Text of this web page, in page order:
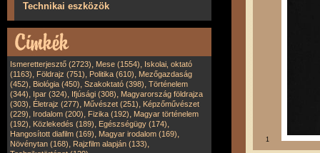
Technikai eszközök
Ismeretterjesztő (2723), Mese (1554), Iskolai, oktató
(1163), Földrajz (751), Politika (610), Mezőgazdaság
(452), Biológia (450), Szakoktató (398), Történelem
(344), Ipar (324), Ifjúsági (308), Magyarország földrajza
(303), Életrajz (277), Művészet (251), Képzőművészet
(229), Irodalom (200), Fizika (192), Magyar történelem
(192), Közlekedés (189), Egészségügy (174),
Hangosított diafilm (169), Magyar irodalom (169),
Növénytan (168), Rajzfilm alapján (133), 1